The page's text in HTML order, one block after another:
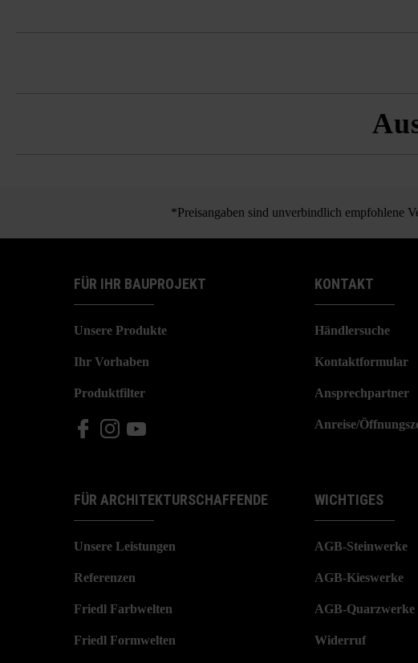
Bitte beachten Sie die Verlegehinweise und die
*Preisangaben sind unverbindlich empfohlene
FÜR IHR BAUPROJEKT
Unsere Produkte
Ihr Vorhaben
Produktfilter
FÜR ARCHITEKTURSCHAFFENDE
Unsere Leistungen
Referenzen
Friedl Farbwelten
Friedl Formwelten
KONTAKT
Händlersuche
Kontaktformular
Ansprechpartner
Anreise/
WICHTIGES
AGB-Steinwerke
AGB-Kieswerke
AGB-Quarzwerke
Widerruf